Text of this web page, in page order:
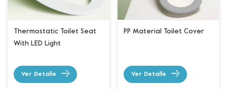
Thermostatic Toilet Seat
With LED Light
Ver Detalle
PP Material Toilet Cover
Ver Detalle